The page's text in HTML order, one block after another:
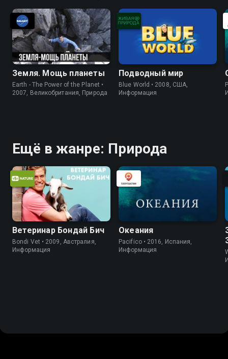
Земля. Мощь планеты
Earth - The Power of the Planet •
2007, Великобритания, Природа
Подводный мир
Blue World • 2008, США,
Информация
Ещё в жанре: Природа
Ветеринар Бондай Бич
Bondi Vet • 2009, Австралия,
Информация
Океания
Pacifico • 2016, Испания,
Информация